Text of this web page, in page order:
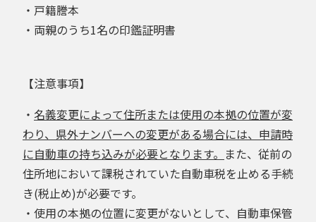
・戸籍謄本
・両親のうち1名の印鑑証明書
【注意事項】
・ 名義変更によって住所または使用の本拠の位置が変
わり、県外ナンバーへの変更がある場合には、申請時
に自動車の持ち込みが必要となります。 また、従前の
住所地において課税されていた自動車税を止める手続
き(税止め)が必要です。
・使用の本拠の位置に変更がないとして、自動車保管